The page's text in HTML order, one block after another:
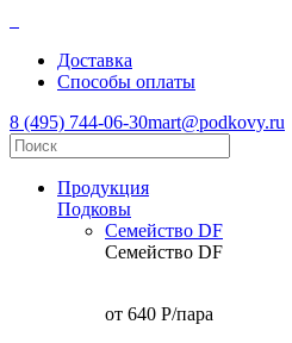
Доставка
Способы оплаты
8 (495) 744-06-30mart@podkovy.ru
Продукция
Подковы
Семейство DF
Семейство DF
от 640 P/пара